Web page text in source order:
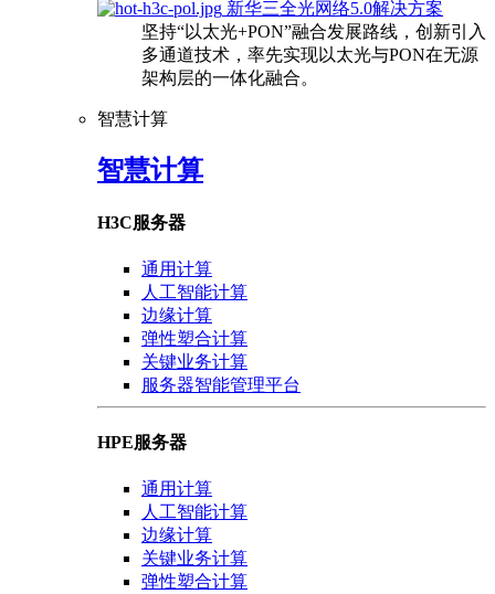
新华三全光网络5.0解决方案
坚持“以太光+PON”融合发展路线，创新引入
多通道技术，率先实现以太光与PON在无源
架构层的一体化融合。
智慧计算
智慧计算
H3C服务器
通用计算
人工智能计算
边缘计算
弹性塑合计算
关键业务计算
服务器智能管理平台
HPE服务器
通用计算
人工智能计算
边缘计算
关键业务计算
弹性塑合计算